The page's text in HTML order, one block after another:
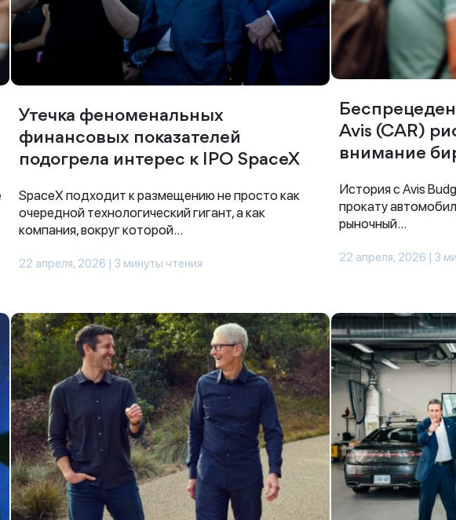
Утечка феноменальных
финансовых показателей
подогрела интерес к IPO SpaceX
SpaceX подходит к размещению не просто как
очередной технологический гигант, а как
компания, вокруг которой...
22 апреля, 2026 | 3 минуты чтения
Avis (CAR)
внимание
История с Avis
прокату
рыночный...
22 апреля, 2026 | 3
Наши консультанты свяжутся с вами в
ближайшее время